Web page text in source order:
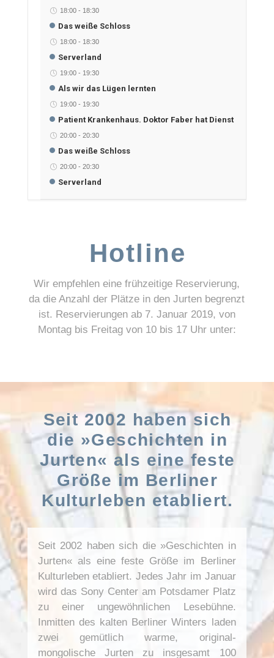
18:00- 18:30
Das weiße Schloss
18:00- 18:30
Serverland
19:00- 19:30
Als wir das Lügen lernten
19:00- 19:30
Patient Krankenhaus. Doktor Faber hat Dienst
20:00- 20:30
Das weiße Schloss
20:00- 20:30
Serverland
Hotline
Wir empfehlen eine frühzeitige Reservierung,
da die Anzahl der Plätze in den Jurten begrenzt
ist. Reservierungen ab 7. Januar 2019, von
Montag bis Freitag von 10 bis 17 Uhr unter:
Seit 2002 haben sich
die »Geschichten in
Jurten« als eine feste
Größe im Berliner
Kulturleben etabliert.
Seit 2002 haben sich die »Geschichten in
Jurten« als eine feste Größe im Berliner
Kulturleben etabliert. Jedes Jahr im Januar
wird das Sony Center am Potsdamer Platz
zu einer ungewöhnlichen Lesebühne.
Inmitten des kalten Berliner Winters laden
zwei gemütlich warme, original-
mongolische Jurten zu insgesamt 100